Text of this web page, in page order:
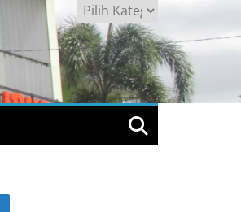
Kategori